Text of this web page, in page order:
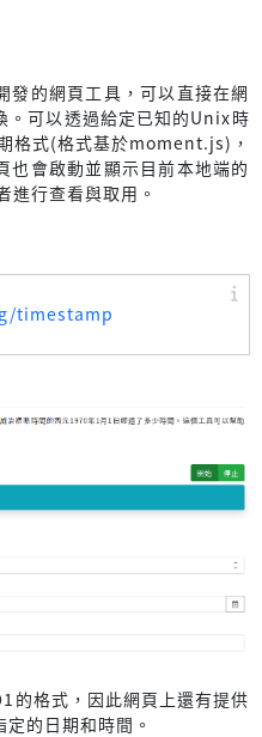
發的網頁工具，可以直接在網
。可以透過給定已知的Unix時
格式(格式基於moment.js)，
也會啟動並顯示目前本地端的
進行查看與取用。
timestamp
的格式，因此網頁上還有提供
的日期和時間。